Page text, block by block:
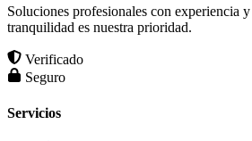
Soluciones profesionales con experiencia
tranquilidad es nuestra prioridad.
Verificado
Seguro
Servicios